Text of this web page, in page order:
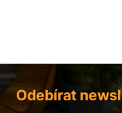
Z
á Odebírat